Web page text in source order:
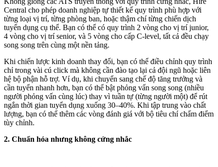
Central cho phép doanh nghiệp tự thiết kế quy trình phù hợp với
từng loại vị trí, từng phòng ban, hoặc thậm chí từng chiến dịch
tuyển dụng cụ thể. Bạn có thể có quy trình 2 vòng cho vị trí junior,
4 vòng cho vị trí senior, và 5 vòng cho cấp C-level, tất cả đều chạy
song song trên cùng một nền tảng.
Khi chiến lược kinh doanh thay đổi, bạn có thể điều chỉnh quy trình
chỉ trong vài cú click mà không cần đào tạo lại cả đội ngũ hoặc liên
hệ bộ phận hỗ trợ. Ví dụ, khi chuyển sang chế độ tăng trưởng và
cần tuyển nhanh hơn, bạn có thể bật phỏng vấn song song (nhiều
người phỏng vấn cùng lúc) thay vì tuần tự (từng người một) để rút
ngắn thời gian tuyển dụng xuống 30–40%. Khi tập trung vào chất
lượng, bạn có thể thêm các vòng đánh giá với bộ tiêu chí chấm điểm
tùy chỉnh.
2. Chuẩn hóa nhưng không cứng nhắc